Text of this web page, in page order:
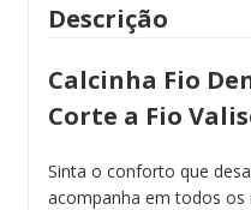
Descrição
Calcinha Fio
Corte a Fio
Sinta o conforto que
acompanha em todos